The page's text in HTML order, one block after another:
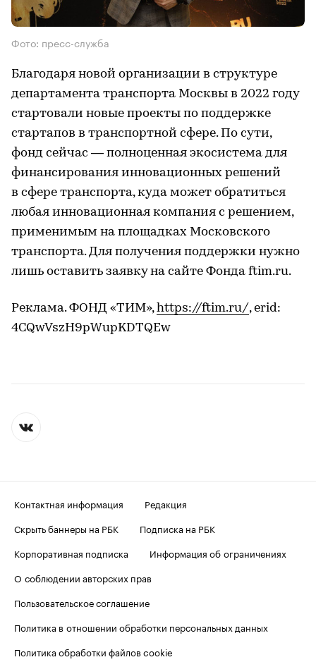
Фото: пресс-служба
Благодаря новой организации в структуре
департамента транспорта Москвы в 2022 году
стартовали новые проекты по поддержке
стартапов в транспортной сфере. По сути,
фонд сейчас — полноценная экосистема для
финансирования инновационных решений
в сфере транспорта, куда может обратиться
любая инновационная компания с решением,
применимым на площадках Московского
транспорта. Для получения поддержки нужно
лишь оставить заявку на сайте Фонда ftim.ru.
Реклама. ФОНД «ТИМ»,https://ftim.ru/, erid:
4CQwVszH9pWupKDTQEw
Контактная информация
Редакция
Скрыть баннеры на РБК
Подписка на РБК
Корпоративная подписка
Информация об ограничениях
О соблюдении авторских прав
Пользовательское соглашение
Политика в отношении обработки персональных данных
Политика обработки файлов cookie